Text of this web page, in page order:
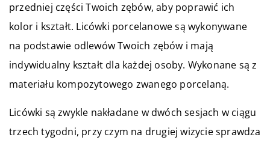
przedniej części Twoich zębów, aby poprawić ich
kolor i kształt. Licówki porcelanowe są wykonywane
na podstawie odlewów Twoich zębów i mają
indywidualny kształt dla każdej osoby. Wykonane są z
materiału kompozytowego zwanego porcelaną.
Licówki są zwykle nakładane w dwóch sesjach w ciągu
trzech tygodni, przy czym na drugiej wizycie sprawdza